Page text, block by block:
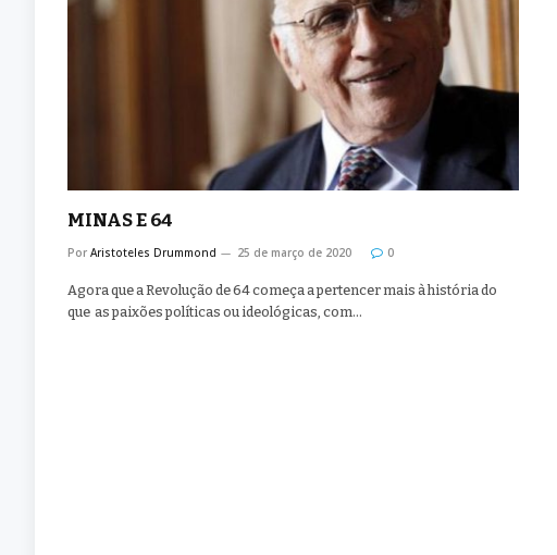
MINAS E 64
Por Aristoteles Drummond 25 de março de 2020 0
Agora que a Revolução de 64 começa a pertencer mais à história do
que as paixões políticas ou ideológicas, com…